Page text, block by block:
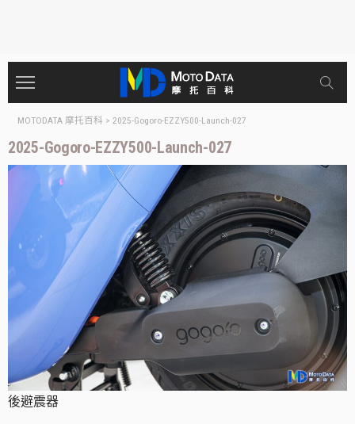
MOTODATA 摩托百科 > 2025-Gogoro-EZZY500-Launch-027
2025-Gogoro-EZZY500-Launch-027
後避震器